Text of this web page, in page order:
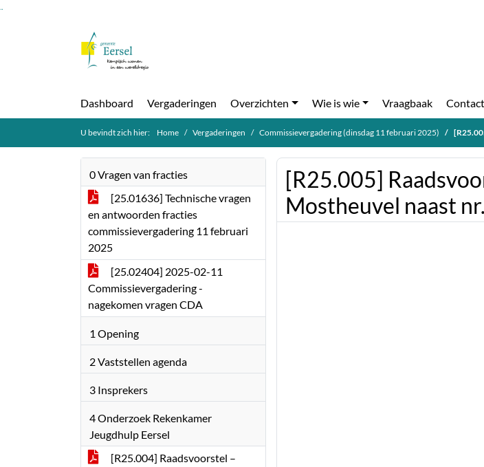
Dashboard Vergaderingen Overzichten Wie is wie Vraagbaak Contact
U bevindt zich hier: Home Vergaderingen Commissievergadering (dinsdag 11 februari 2025)
0 Vragen van fracties
[25.01636] Technische vragen
en antwoorden fracties
commissievergadering 11 februari
2025
[25.02404] 2025-02-11
Commissievergadering -
nagekomen vragen CDA
1 Opening
2 Vaststellen agenda
3 Insprekers
4 Onderzoek Rekenkamer
Jeugdhulp Eersel
[R25.004] Raadsvoorstel –
[R25.005]
Mostheuvel naast